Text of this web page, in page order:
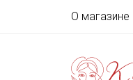
О магазине